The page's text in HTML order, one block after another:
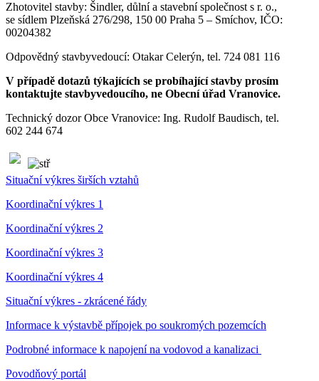
Zhotovitel stavby: Šindler, důlní a stavební společnost s r. o.,
se sídlem Plzeňská 276/298, 150 00 Praha 5 – Smíchov, IČO:
00204382
Odpovědný stavbyvedoucí: Otakar Celerýn, tel. 724 081 116
V případě dotazů týkajících se probíhající stavby prosím
kontaktujte stavbyvedoucího, ne Obecní úřad Vranovice.
Technický dozor Obce Vranovice: Ing. Rudolf Baudisch, tel.
602 244 674
Situační výkres širších vztahů
Koordinační výkres 1
Koordinační výkres 2
Koordinační výkres 3
Koordinační výkres 4
Situační výkres - zkrácené řády
Informace k výstavbě přípojek po soukromých pozemcích
Podrobné informace k napojení na vodovod a kanalizaci
Povodňový portál